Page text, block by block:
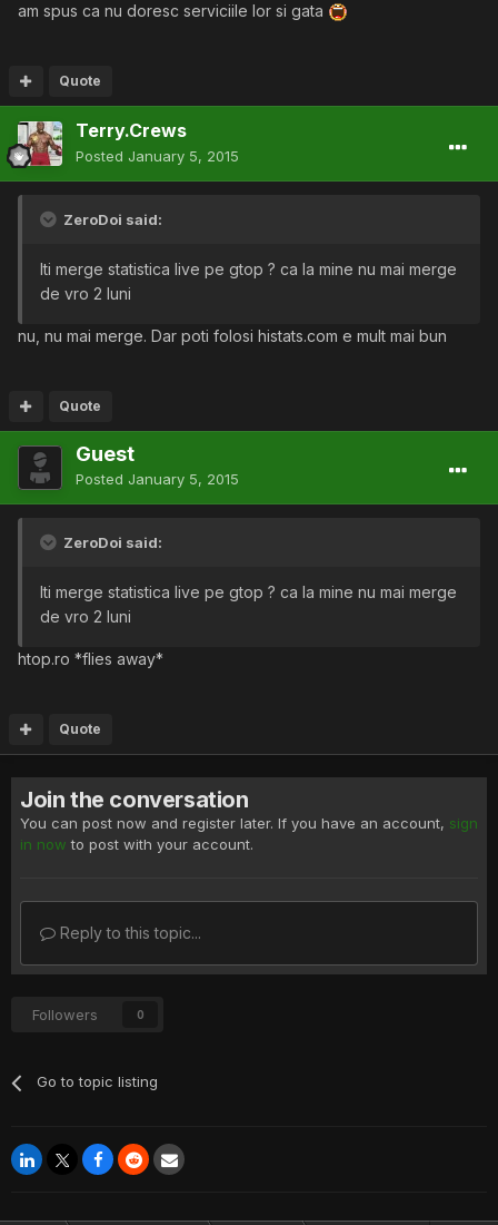
am spus ca nu doresc serviciile lor si gata
Quote
Terry.Crews
Posted January 5, 2015
ZeroDoi said:
Iti merge statistica live pe gtop ? ca la mine nu mai merge
de vro 2 luni
nu, nu mai merge. Dar poti folosi histats.com e mult mai bun
Quote
Guest
Posted January 5, 2015
ZeroDoi said:
Iti merge statistica live pe gtop ? ca la mine nu mai merge
de vro 2 luni
htop.ro *flies away*
Quote
Join the conversation
You can post now and register later. If you have an account, sign
in now to post with your account.
Reply to this topic...
Followers 0
Go to topic listing